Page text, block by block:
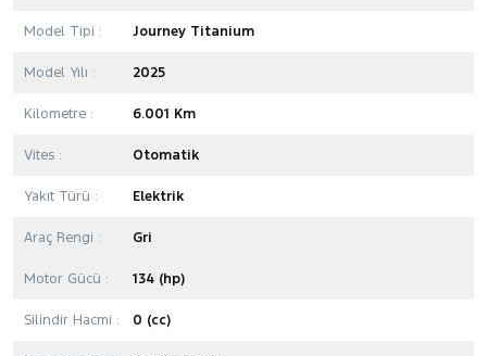
Model Tipi : Journey Titanium
Model Yılı : 2025
Kilometre : 6.001 Km
Vites : Otomatik
Yakıt Türü : Elektrik
Araç Rengi : Gri
Motor Gücü : 134 (hp)
Silindir Hacmi : 0 (cc)